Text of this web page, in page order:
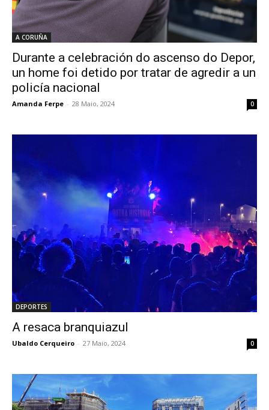
A CORUÑA
Durante a celebración do ascenso do Depor,
un home foi detido por tratar de agredir a un
policía nacional
Amanda Ferpe - 28 Maio, 2024 0
DEPORTES
A resaca branquiazul
Ubaldo Cerqueiro - 27 Maio, 2024 0